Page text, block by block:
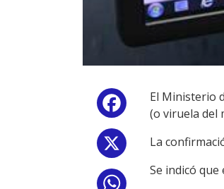
Facebook
El Ministerio
(o viruela del
La
Se indicó